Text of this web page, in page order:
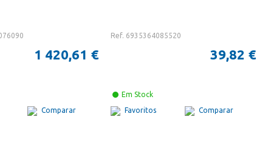
1 420,61 €
Comparar
Ref. 6935364085520
39,82 €
Em Stock
Favoritos
Comparar